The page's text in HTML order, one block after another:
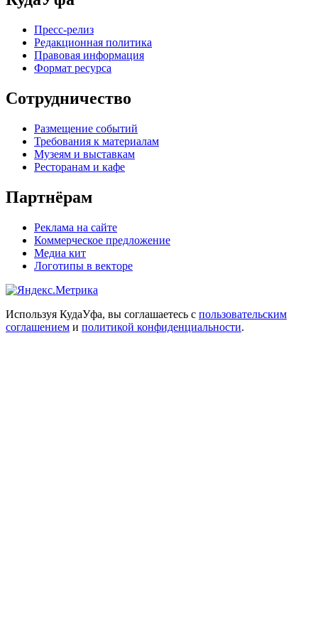
Пресс-релиз
Редакционная политика
Правовая информация
Формат ресурса
Сотрудничество
Размещение событий
Требования к материалам
Музеям и выставкам
Ресторанам и кафе
Партнёрам
Реклама на сайте
Коммерческое предложение
Медиа кит
Логотипы в векторе
Используя КудаУфа, вы соглашаетесь с пользовательским
соглашением и политикой конфиденциальности.